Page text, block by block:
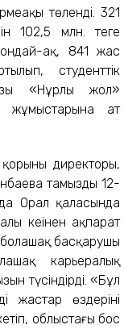
төленді. 321
102,5 млн. теңге
ақ, 841 жас
студенттік
«Нұрлы жол»
жұмыстарына ат
директоры,
тамыздың 12-
Орал қаласында
кеңінен ақпарат
басқарушы
карьералық
түсіндірді. «Бұл
өздерінің
облыстағы бос